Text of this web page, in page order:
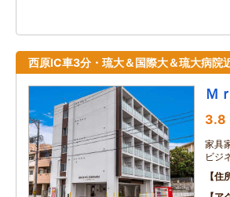
西原IC車3分・琉大＆国際大＆琉大病院
Ｍ
3.8
家具
ビジ
住